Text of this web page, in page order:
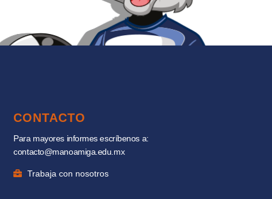
CONTACTO
Para mayores informes escríbenos a:
contacto@manoamiga.edu.mx
Trabaja con nosotros